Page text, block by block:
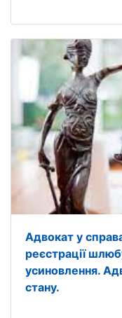
Адвокат у
реєстрації
усиновлення.
стану.